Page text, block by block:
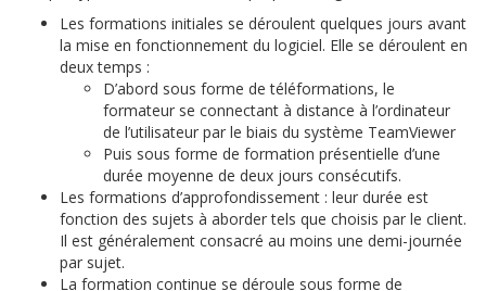
Les formations initiales se déroulent quelques jours avant
la mise en fonctionnement du logiciel. Elle se déroulent en
deux temps :
D’abord sous forme de téléformations, le
formateur se connectant à distance à l’ordinateur
de l’utilisateur par le biais du système TeamViewer
Puis sous forme de formation présentielle d’une
durée moyenne de deux jours consécutifs.
Les formations d’approfondissement : leur durée est
fonction des sujets à aborder tels que choisis par le client.
Il est généralement consacré au moins une demi-journée
par sujet.
La formation continue se déroule sous forme de